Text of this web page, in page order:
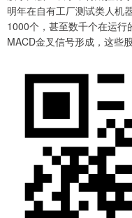
明年在自有工厂测试类人机
1000个，甚至数千个在运行
MACD金叉信号形成，这些